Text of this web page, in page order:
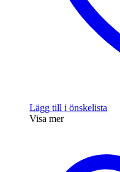
Lägg till i önskelista
Visa mer